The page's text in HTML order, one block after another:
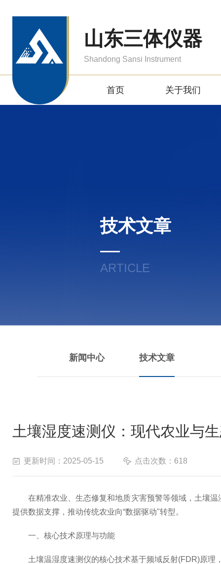
山东三体仪器
Shandong Sansi Instrument
首页 关于我们
技术文章
ARTICLE
新闻中心 技术文章
土壤湿度速测仪：现代农业与
更新时间：2025-05-15 点击次数：618
在精准农业、生态修复和地质灾害预警等领域，土壤温
提供数据支撑，推动传统农业向“数据驱动"转型。
一、核心技术原理与功能
土壤温湿度速测仪的核心技术基于频域反射(FDR)原理